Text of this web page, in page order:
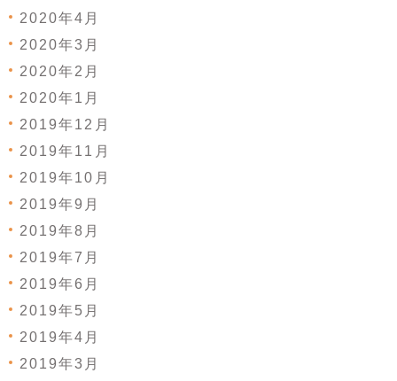
2020年4月
2020年3月
2020年2月
2020年1月
2019年12月
2019年11月
2019年10月
2019年9月
2019年8月
2019年7月
2019年6月
2019年5月
2019年4月
2019年3月